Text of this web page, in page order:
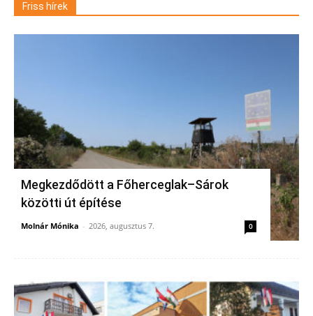
Friss hírek
Megkezdődött a Főherceglak–Sárok
közötti út építése
Molnár Mónika - 2026, augusztus 7. 0